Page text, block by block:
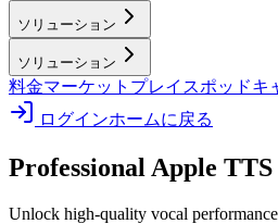
ソリューション
ソリューション
料金マーケットプレイスポッドキ
ログインホームに戻る
Professional Apple
Unlock high-quality vocal